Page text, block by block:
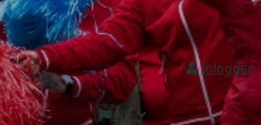
Inloggen
NL